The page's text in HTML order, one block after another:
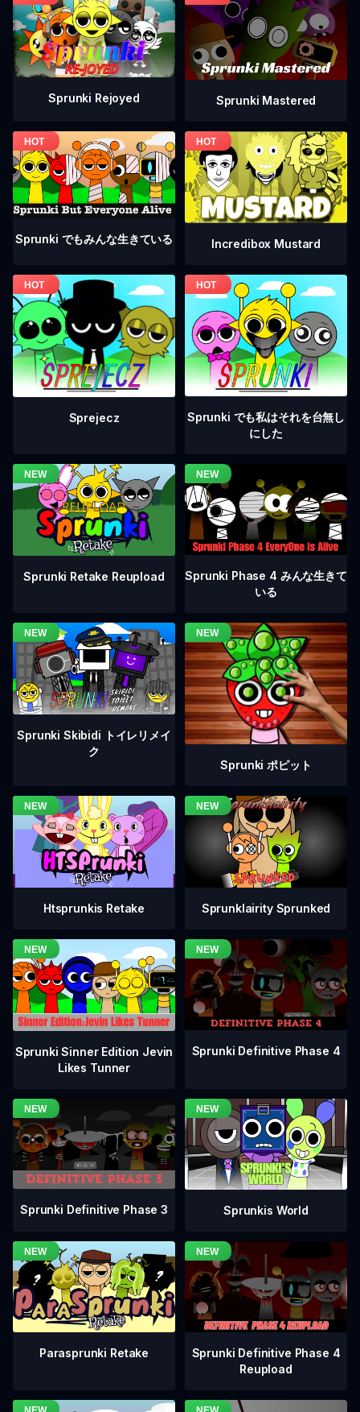
Sprunki Rejoyed Sprunki Mastered
Sprunki でもみんな生きている Incredibox Mustard
Sprejecz
Sprunki でも私はそれを台無し
にした
Sprunki Retake Reupload
Sprunki Phase 4 みんな生きて
いる
Sprunki Skibidi トイレリメイ
ク
Sprunki ポピット
Htsprunkis Retake Sprunklairity Sprunked
Sprunki Sinner Edition Jevin
Likes Tunner
Sprunki Definitive Phase 4
Sprunki Definitive Phase 3 Sprunkis World
Parasprunki Retake
Sprunki Definitive Phase 4
Reupload